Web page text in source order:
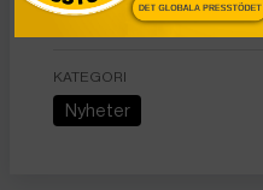
KATEGORI
Nyheter
DET GLOBALA PRESSTÖDET